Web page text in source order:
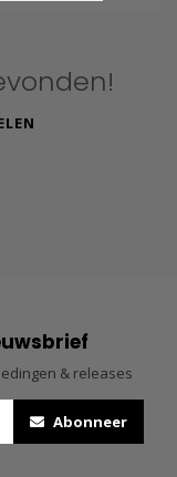
& releases
Abonneer